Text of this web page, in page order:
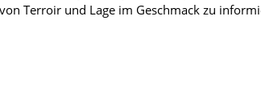
Terroir und Lage im Geschmack zu